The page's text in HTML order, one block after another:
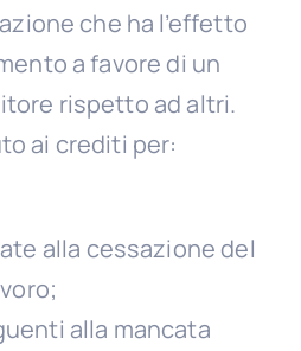
che ha l’effetto
a favore di un
rispetto ad altri.
ai crediti per:
alla cessazione del
alla mancata